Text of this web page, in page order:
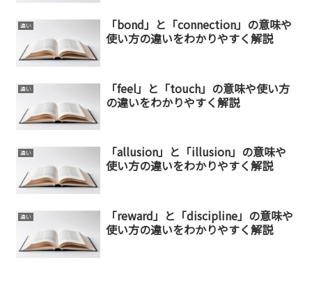
違い
「bond」と「connection」の意味や
使い方の違いをわかりやすく解説
違い
「feel」と「touch」の意味や使い方
の違いをわかりやすく解説
違い
「allusion」と「illusion」の意味や
使い方の違いをわかりやすく解説
違い
「reward」と「discipline」の意味や
使い方の違いをわかりやすく解説